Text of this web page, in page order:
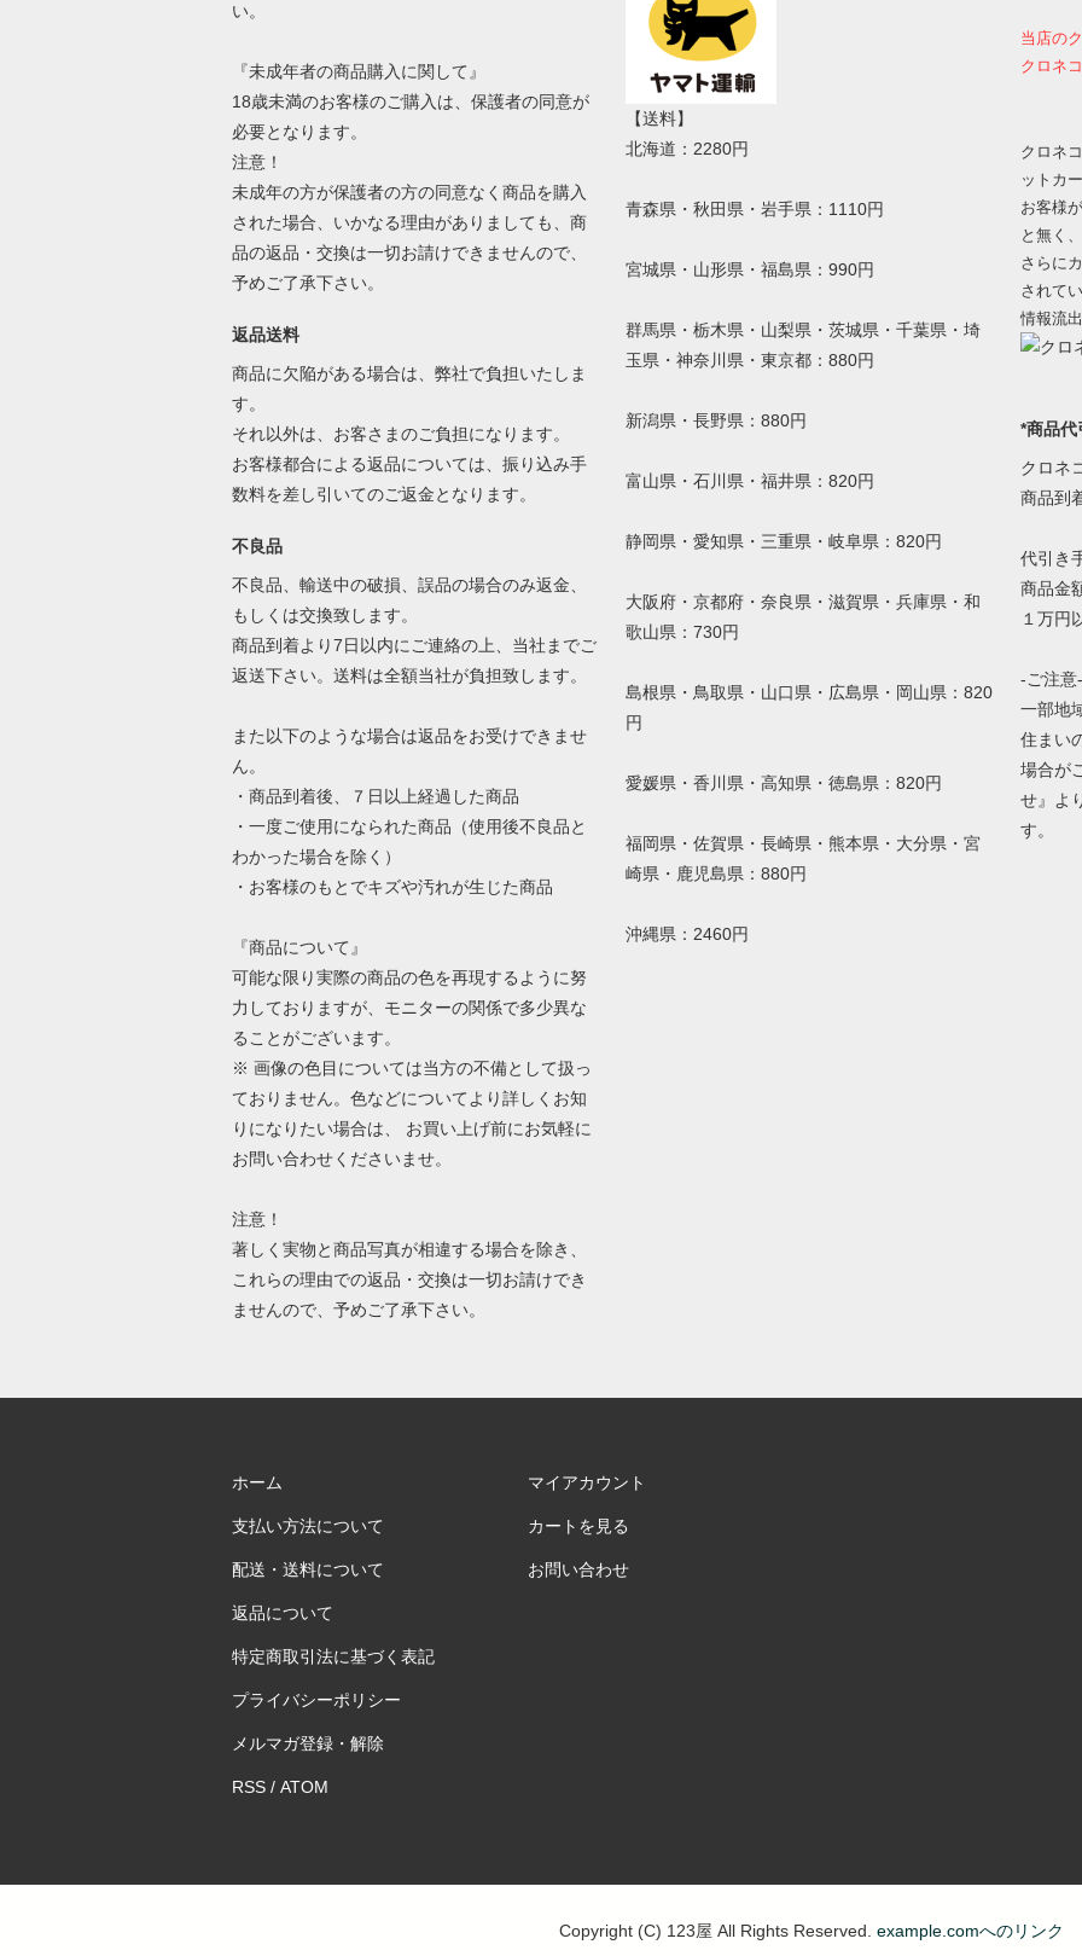
い。
『未成年者の商品購入に関して』
18歳未満のお客様のご購入は、保護者の同意が
必要となります。
注意！
未成年の方が保護者の方の同意なく商品を購入
された場合、いかなる理由がありましても、商
品の返品・交換は一切お請けできませんので、
予めご了承下さい。
返品送料
商品に欠陥がある場合は、弊社で負担いたしま
す。
それ以外は、お客さまのご負担になります。
お客様都合による返品については、振り込み手
数料を差し引いてのご返金となります。
不良品
不良品、輸送中の破損、誤品の場合のみ返金、
もしくは交換致します。
商品到着より7日以内にご連絡の上、当社までご
返送下さい。送料は全額当社が負担致します。
また以下のような場合は返品をお受けできませ
ん。
・商品到着後、７日以上経過した商品
・一度ご使用になられた商品（使用後不良品と
わかった場合を除く）
・お客様のもとでキズや汚れが生じた商品
『商品について』
可能な限り実際の商品の色を再現するように努
力しておりますが、モニターの関係で多少異な
ることがございます。
※ 画像の色目については当方の不備として扱っ
ておりません。色などについてより詳しくお知
りになりたい場合は、 お買い上げ前にお気軽に
お問い合わせくださいませ。
注意！
著しく実物と商品写真が相違する場合を除き、
これらの理由での返品・交換は一切お請けでき
ませんので、予めご了承下さい。
【送料】
北海道：2280円
青森県・秋田県・岩手県：1110円
宮城県・山形県・福島県：990円
群馬県・栃木県・山梨県・茨城県・千葉県・埼
玉県・神奈川県・東京都：880円
新潟県・長野県：880円
富山県・石川県・福井県：820円
静岡県・愛知県・三重県・岐阜県：820円
大阪府・京都府・奈良県・滋賀県・兵庫県・和
歌山県：730円
島根県・鳥取県・山口県・広島県・岡山県：820
円
愛媛県・香川県・高知県・徳島県：820円
福岡県・佐賀県・長崎県・熊本県・大分県・宮
崎県・鹿児島県：880円
沖縄県：2460円
当店の
クロネ
クロネ
ットカ
お客様
と無く、
さらに
されて
情報流
*商品代
クロネ
商品到
代引き
商品金
１万円
-ご注意-
一部地
住まい
場合が
せ』よ
す。
ホーム
支払い方法について
配送・送料について
返品について
特定商取引法に基づく表記
プライバシーポリシー
メルマガ登録・解除
RSS/ ATOM
マイアカウント
カートを見る
お問い合わせ
Copyright (C) 123屋 All Rights Reserved. example.comへのリンク